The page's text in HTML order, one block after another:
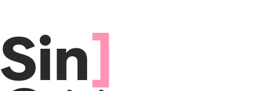
Sin]